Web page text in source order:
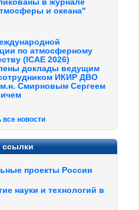
в журнале
и океана"
по атмосферному
(ICAE 2026)
доклады ведущим
ИКИР ДВО
Смирновым Сергеем
все новости
ссылки
проекты России
науки и технологий в